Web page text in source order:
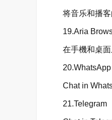
将音乐和播客
19.Aria
在手機和桌面
20.WhatsApp
Chat in
21.Telegram